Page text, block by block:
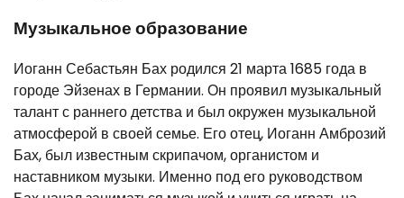
Музыкальное образование
Иоганн Себастьян Бах родился 21 марта 1685 года в
городе Эйзенах в Германии. Он проявил музыкальный
талант с раннего детства и был окружен музыкальной
атмосферой в своей семье. Его отец, Иоганн Амброзий
Бах, был известным скрипачом, органистом и
наставником музыки. Именно под его руководством